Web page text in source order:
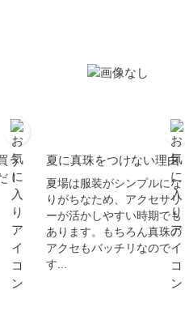
う
！
夏に真珠をつけない理由
夏場は服装がシンプルにな
りがちなため、アクセサリ
ーが活かしやすい時期でも
あります。もちろん真珠の
アクセもバッチリなので
す...